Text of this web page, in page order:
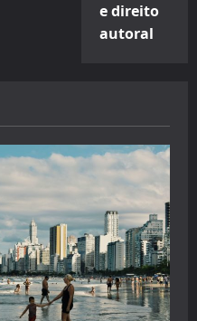
e direito
autoral